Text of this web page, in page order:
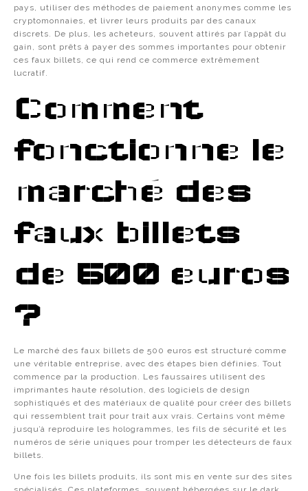
pays, utiliser des méthodes de paiement anonymes comme les
cryptomonnaies, et livrer leurs produits par des canaux
discrets. De plus, les acheteurs, souvent attirés par l’appât du
gain, sont prêts à payer des sommes importantes pour obtenir
ces faux billets, ce qui rend ce commerce extrêmement
lucratif.
Comment
fonctionne le
marché des
faux billets
de 500 euros
?
Le marché des faux billets de 500 euros est structuré comme
une véritable entreprise, avec des étapes bien définies. Tout
commence par la production. Les faussaires utilisent des
imprimantes haute résolution, des logiciels de design
sophistiqués et des matériaux de qualité pour créer des billets
qui ressemblent trait pour trait aux vrais. Certains vont même
jusqu’à reproduire les hologrammes, les fils de sécurité et les
numéros de série uniques pour tromper les détecteurs de faux
billets.
Une fois les billets produits, ils sont mis en vente sur des sites